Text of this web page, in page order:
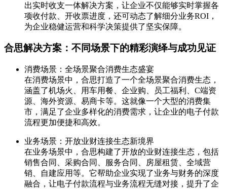
出实时收支一体解决方案，让企业不仅能够实时掌握各
项收付款、开收票进度，还可动态了解细分业务ROI，
为企业稳健运营和科学决策提供了坚实保障。
合思解决方案：不同场景下的精彩演绎与成功见证
消费场景：全场景聚合消费生态盛宴
在消费场景中，合思打造了一个全场景聚合消费生态，
涵盖了机场火、用车用餐、企业购、员工福利、C端资
源、海外资源、易商卡等。这就像一个大型的消费集
市，满足了企业多样化的消费需求，让企业的电子付款
流程更加便捷和高效。
业务场景：开放业财连接生态新境界
在业务场景中，合思构建了开放的业财连接生态，包括
销售合同、采购合同、服务合同、房屋租赁、全域营
销、自建应用等。它帮助企业实现了业务与财务的深度
融合，让电子付款流程与业务流程无缝对接，提升了企